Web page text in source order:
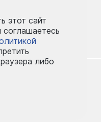
этот сайт
соглашаетесь
либо